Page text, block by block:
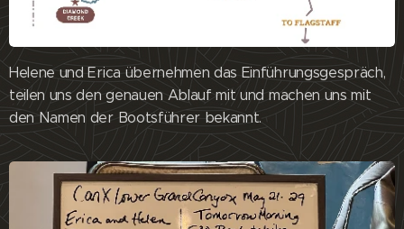
Helene und Erica übernehmen das Einführungsgespräch,
teilen uns den genauen Ablauf mit und machen uns mit
den Namen der Bootsführer bekannt.